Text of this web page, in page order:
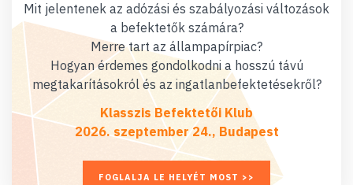
Mit jelentenek az adózási és szabályozási változások
a befektetők számára?
Merre tart az állampapírpiac?
Hogyan érdemes gondolkodni a hosszú távú
megtakarításokról és az ingatlanbefektetésekről?
Klasszis Befektetői Klub
2026. szeptember 24., Budapest
FOGLALJA LE HELYÉT MOST >>